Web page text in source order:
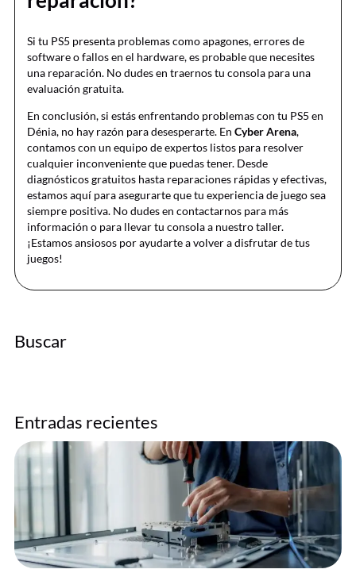
Si tu PS5 presenta problemas como apagones, errores de
software o fallos en el hardware, es probable que necesites
una reparación. No dudes en traernos tu consola para una
evaluación gratuita.
En conclusión, si estás enfrentando problemas con tu PS5 en
Dénia, no hay razón para desesperarte. En Cyber Arena,
contamos con un equipo de expertos listos para resolver
cualquier inconveniente que puedas tener. Desde
diagnósticos gratuitos hasta reparaciones rápidas y efectivas,
estamos aquí para asegurarte que tu experiencia de juego sea
siempre positiva. No dudes en contactarnos para más
información o para llevar tu consola a nuestro taller.
¡Estamos ansiosos por ayudarte a volver a disfrutar de tus
juegos!
Buscar
Entradas recientes